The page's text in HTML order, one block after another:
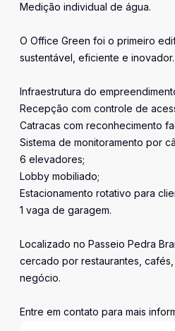
Medição individual de água.
O Office Green foi o primeiro
sustentável, eficiente e inovador.
Infraestrutura do
Recepção com controle de
Catracas com reconhecimento
Sistema de monitoramento por
6 elevadores;
Lobby mobiliado;
Estacionamento rotativo para
1 vaga de garagem.
Localizado no Passeio Pedra
cercado por restaurantes,
negócio.
Entre em contato para mais